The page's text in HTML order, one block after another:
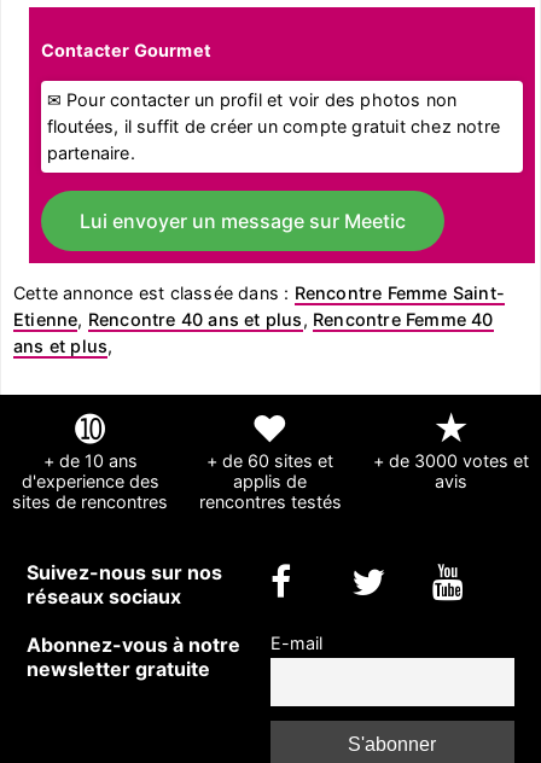
Contacter Gourmet
✉ Pour contacter un profil et voir des photos non
floutées, il suffit de créer un compte gratuit chez notre
partenaire.
Lui envoyer un message sur Meetic
Cette annonce est classée dans : Rencontre Femme Saint-
Etienne, Rencontre 40 ans et plus, Rencontre Femme 40
ans et plus,
➓
+ de 10 ans
d'experience des
sites de rencontres
❤
+ de 60 sites et
applis de
rencontres testés
★
+ de 3000 votes et
avis
Suivez-nous sur nos
réseaux sociaux
Abonnez-vous à notre
newsletter gratuite
E-mail